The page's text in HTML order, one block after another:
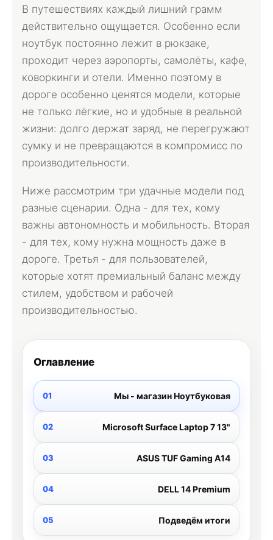
В путешествиях каждый лишний грамм
действительно ощущается. Особенно если
ноутбук постоянно лежит в рюкзаке,
проходит через аэропорты, самолёты, кафе,
коворкинги и отели. Именно поэтому в
дороге особенно ценятся модели, которые
не только лёгкие, но и удобные в реальной
жизни: долго держат заряд, не перегружают
сумку и не превращаются в компромисс по
производительности.
Ниже рассмотрим три удачные модели под
разные сценарии. Одна - для тех, кому
важны автономность и мобильность. Вторая
- для тех, кому нужна мощность даже в
дороге. Третья - для пользователей,
которые хотят премиальный баланс между
стилем, удобством и рабочей
производительностью.
Оглавление
Мы - магазин Ноутбуковая
Microsoft Surface Laptop 7 13"
ASUS TUF Gaming A14
DELL 14 Premium
Подведём итоги